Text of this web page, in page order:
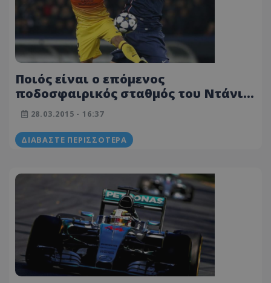
Ποιός είναι ο επόμενος
ποδοσφαιρικός σταθμός του Ντάνι
Άλβες
28.03.2015 - 16:37
ΔΙΑΒΆΣΤΕ ΠΕΡΙΣΣΌΤΕΡΑ